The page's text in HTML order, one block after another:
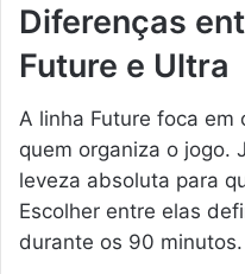
Diferenças
Future e Ultra
A linha Future foca em
quem organiza o jogo.
leveza absoluta para
Escolher entre elas
durante os 90 minutos.